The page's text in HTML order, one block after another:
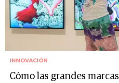
INNOVACIÓN
Cómo las grandes